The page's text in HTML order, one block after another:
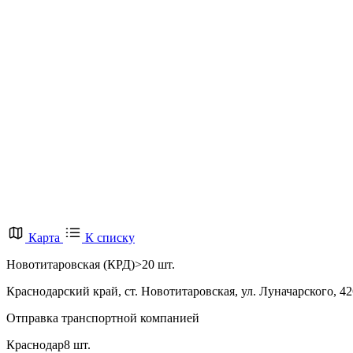
Карта
К списку
Новотитаровская (КРД)>20 шт.
Краснодарский край, ст. Новотитаровская, ул. Луначарского,
Отправка транспортной компанией
Краснодар8 шт.